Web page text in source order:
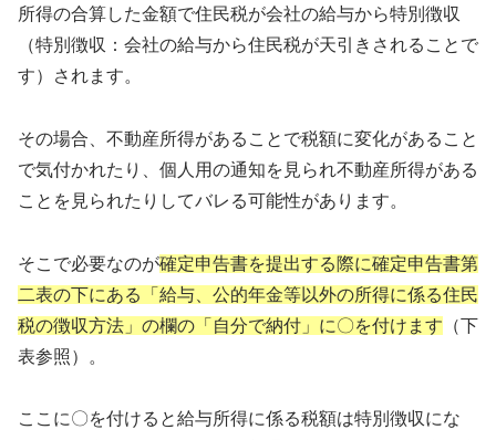
所得の合算した金額で住民税が会社の給与から特別徴収
（特別徴収：会社の給与から住民税が天引きされることで
す）されます。
その場合、不動産所得があることで税額に変化があること
で気付かれたり、個人用の通知を見られ不動産所得がある
ことを見られたりしてバレる可能性があります。
そこで必要なのが確定申告書を提出する際に確定申告書第
二表の下にある「給与、公的年金等以外の所得に係る住民
税の徴収方法」の欄の「自分で納付」に〇を付けます （下
表参照）。
ここに〇を付けると給与所得に係る税額は特別徴収にな